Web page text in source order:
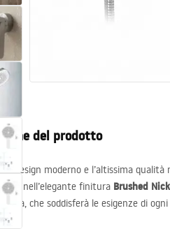
Set doccia
Cucina
Accessori e mobili da bagno
del prodotto
il design moderno e l’altissima
nell’elegante finitura Brushed
che soddisferà le esigenze di